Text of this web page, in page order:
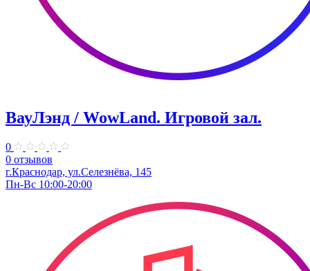
ВауЛэнд / WowLand. ​Игровой зал.
0
0 отзывов
г.Краснодар, ул.Селезнёва, 145
Пн-Вс 10:00-20:00